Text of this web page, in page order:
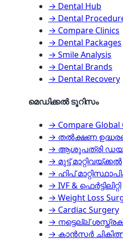
→ Dental Hub
→ Dental
→ Compare Clinics
→ Dental Packages
→ Smile Analysis
→ Dental Brands
→ Dental Recovery
മെഡിക്കൽ ടൂറിസം
→ Compare Global
→ തൽക്ഷണ
→ ആശുപത്രി
→ മുട്ട് മാറ്റിവയ്ക്കൽ
→ ഹിപ്
→ IVF & ഫെർട്ടിലിറ്റി
→ Weight Loss
→ Cardiac Surgery
→ നട്ടെല്ല്
→ കാൻസർ